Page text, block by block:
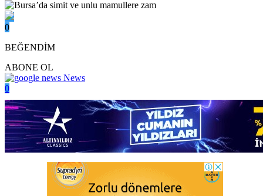
0
BEĞENDİM
ABONE OL
News
0